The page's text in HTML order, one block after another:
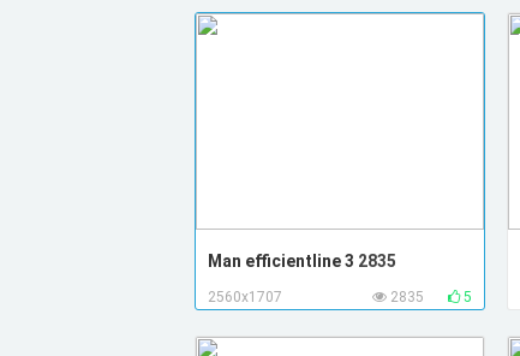
Man efficientline 3 2835
2560x1707 5
2835